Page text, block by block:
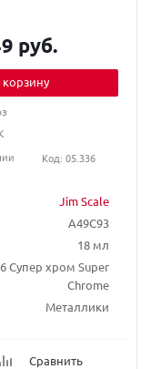
Jim Scale
A49C93
18 мл
Супер хром Super
Chrome
Металлики
Сравнить
руб.
корзину
Код: 05.336